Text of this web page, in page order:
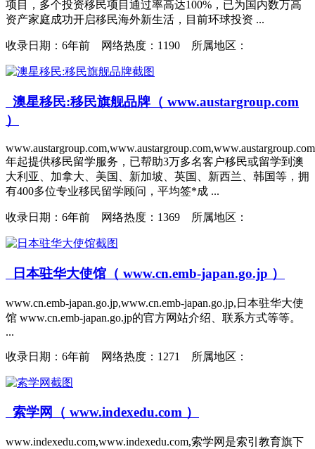
项目，多个投资移民项目通过率高达100%，已为国内数万高
资产家庭成功开启移民海外新生活，目前环球投资 ...
收录日期： 6年前 网络热度：1190 所属地区：
澳星移民:移民旗舰品牌（ www.austargroup.com
）
年起提供移民留学服务，已帮助3万多名客户移民或留学到澳
大利亚、加拿大、美国、新加坡、英国、新西兰、韩国等，拥
有400多位专业移民留学顾问，平均签*成 ...
收录日期： 6年前 网络热度：1369 所属地区：
日本驻华大使馆（ www.cn.emb-japan.go.jp ）
www.cn.emb-japan.go.jp,www.cn.emb-japan.go.jp,日本驻华大使
馆 www.cn.emb-japan.go.jp的官方网站介绍、联系方式等等。
...
收录日期： 6年前 网络热度：1271 所属地区：
索学网（ www.indexedu.com ）
www.indexedu.com,www.indexedu.com,索学网是索引教育旗下